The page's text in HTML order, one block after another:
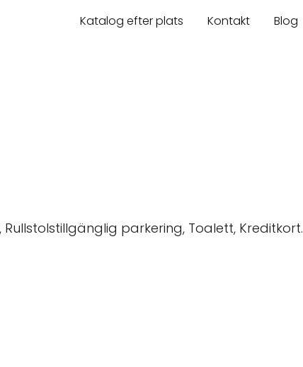
Katalog efter plats Kontakt Blog
parkering, Toalett, Kreditkort.